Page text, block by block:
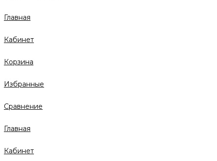
Главная
Кабинет
Корзина
Избранные
Сравнение
Главная
Кабинет